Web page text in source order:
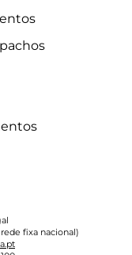
fixa nacional)